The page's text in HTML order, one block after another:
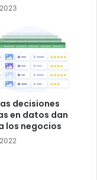
decisiones
en datos dan
los negocios